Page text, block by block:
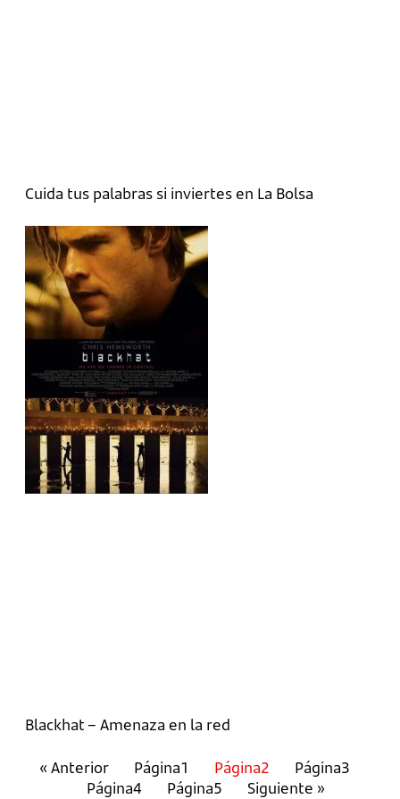
Cuida tus palabras si inviertes en La Bolsa
Blackhat – Amenaza en la red
« Anterior Página1 Página2 Página3
Página4 Página5 Siguiente »